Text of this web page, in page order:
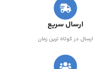
ارسال سریع
ارسال در کوتاه ترین زمان